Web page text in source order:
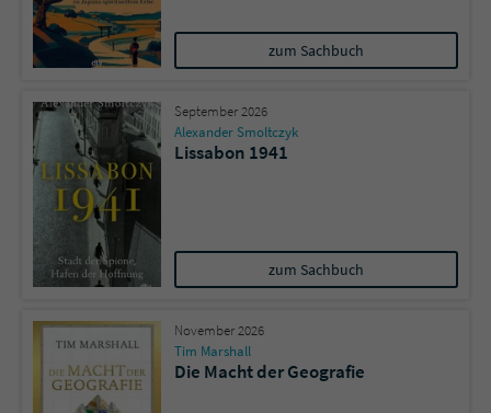
zum Sachbuch
September 2026
Alexander Smoltczyk
Lissabon 1941
zum Sachbuch
November 2026
Tim Marshall
Die Macht der Geografie